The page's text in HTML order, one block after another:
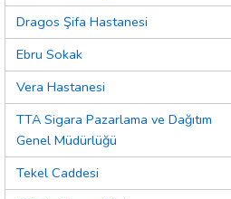
Dragos Şifa Hastanesi
Ebru Sokak
Vera Hastanesi
TTA Sigara Pazarlama ve Dağıtım
Genel Müdürlüğü
Tekel Caddesi